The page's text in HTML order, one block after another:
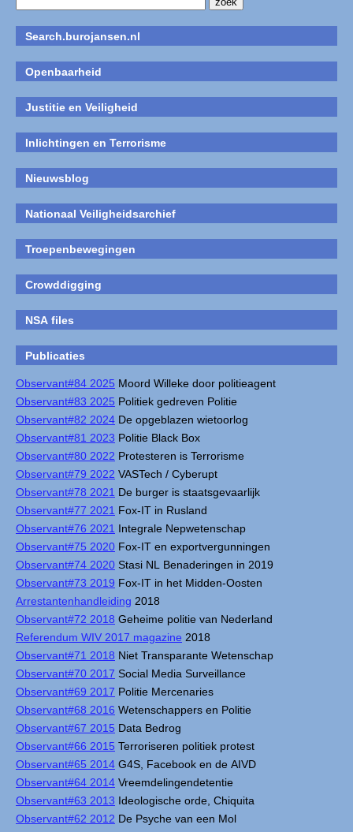
Search.burojansen.nl
Openbaarheid
Justitie en Veiligheid
Inlichtingen en Terrorisme
Nieuwsblog
Nationaal Veiligheidsarchief
Troepenbewegingen
Crowddigging
NSA files
Publicaties
Observant#84 2025 Moord Willeke door politieagent
Observant#83 2025 Politiek gedreven Politie
Observant#82 2024 De opgeblazen wietoorlog
Observant#81 2023 Politie Black Box
Observant#80 2022 Protesteren is Terrorisme
Observant#79 2022 VASTech / Cyberupt
Observant#78 2021 De burger is staatsgevaarlijk
Observant#77 2021 Fox-IT in Rusland
Observant#76 2021 Integrale Nepwetenschap
Observant#75 2020 Fox-IT en exportvergunningen
Observant#74 2020 Stasi NL Benaderingen in 2019
Observant#73 2019 Fox-IT in het Midden-Oosten
Arrestantenhandleiding 2018
Observant#72 2018 Geheime politie van Nederland
Referendum WIV 2017 magazine 2018
Observant#71 2018 Niet Transparante Wetenschap
Observant#70 2017 Social Media Surveillance
Observant#69 2017 Politie Mercenaries
Observant#68 2016 Wetenschappers en Politie
Observant#67 2015 Data Bedrog
Observant#66 2015 Terroriseren politiek protest
Observant#65 2014 G4S, Facebook en de AIVD
Observant#64 2014 Vreemdelingendetentie
Observant#63 2013 Ideologische orde, Chiquita
Observant#62 2012 De Psyche van een Mol